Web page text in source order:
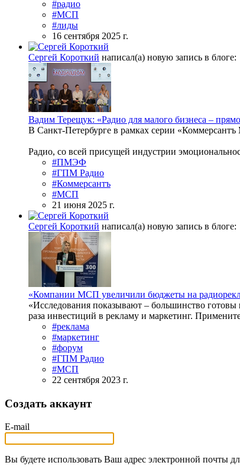
#радио
#МСП
#лиды
16 сентября 2025 г.
Сергей Короткий написал(а) новую запись в блоге:
Вадим Терещук: «Радио для малого бизнеса –
В Санкт-Петербурге в рамках серии
Радио, со всей присущей индустрии
#ПМЭФ
#ГПМ Радио
#Коммерсантъ
#МСП
21 июня 2025 г.
Сергей Короткий написал(а) новую запись в блоге:
«Компании МСП увеличили бюджеты на
«Исследования показывают – большинство
раза инвестиций в рекламу и маркетинг.
#реклама
#маркетинг
#форум
#ГПМ Радио
#МСП
22 сентября 2023 г.
Создать аккаунт
E-mail
Вы будете использовать Ваш адрес электронной почты